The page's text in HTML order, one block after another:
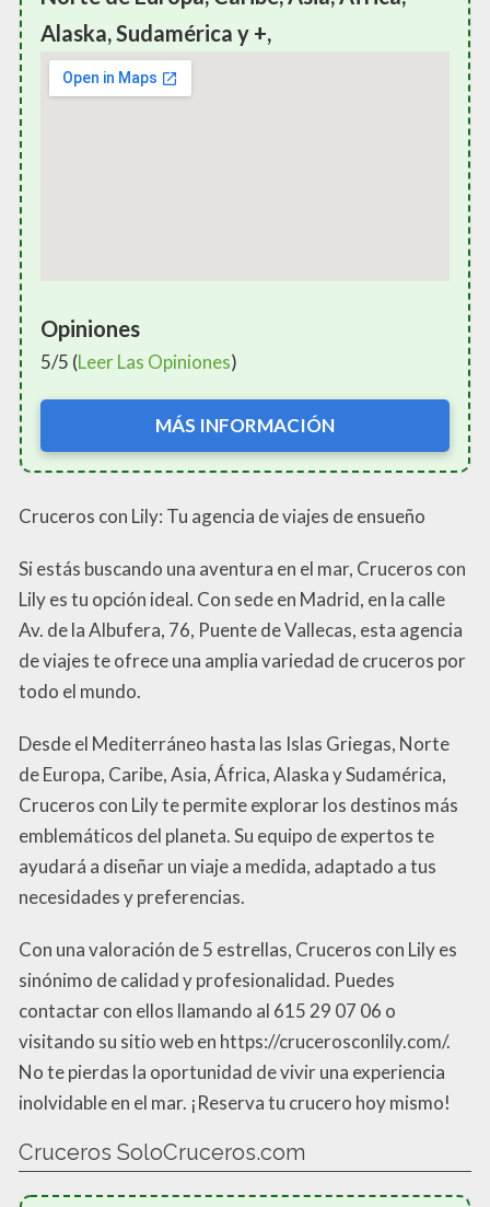
Alaska, Sudamérica y +,
Opiniones
5/5 (Leer Las Opiniones)
MÁS INFORMACIÓN
Cruceros con Lily: Tu agencia de viajes de ensueño
Si estás buscando una aventura en el mar, Cruceros con
Lily es tu opción ideal. Con sede en Madrid, en la calle
Av. de la Albufera, 76, Puente de Vallecas, esta agencia
de viajes te ofrece una amplia variedad de cruceros por
todo el mundo.
Desde el Mediterráneo hasta las Islas Griegas, Norte
de Europa, Caribe, Asia, África, Alaska y Sudamérica,
Cruceros con Lily te permite explorar los destinos más
emblemáticos del planeta. Su equipo de expertos te
ayudará a diseñar un viaje a medida, adaptado a tus
necesidades y preferencias.
Con una valoración de 5 estrellas, Cruceros con Lily es
sinónimo de calidad y profesionalidad. Puedes
contactar con ellos llamando al 615 29 07 06 o
visitando su sitio web en https://crucerosconlily.com/.
No te pierdas la oportunidad de vivir una experiencia
inolvidable en el mar. ¡Reserva tu crucero hoy mismo!
Cruceros SoloCruceros.com